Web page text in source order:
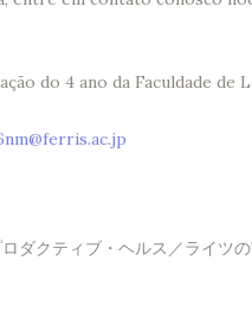
do 4 ano da Faculdade
ロダクティブ・ヘルス／ライツ